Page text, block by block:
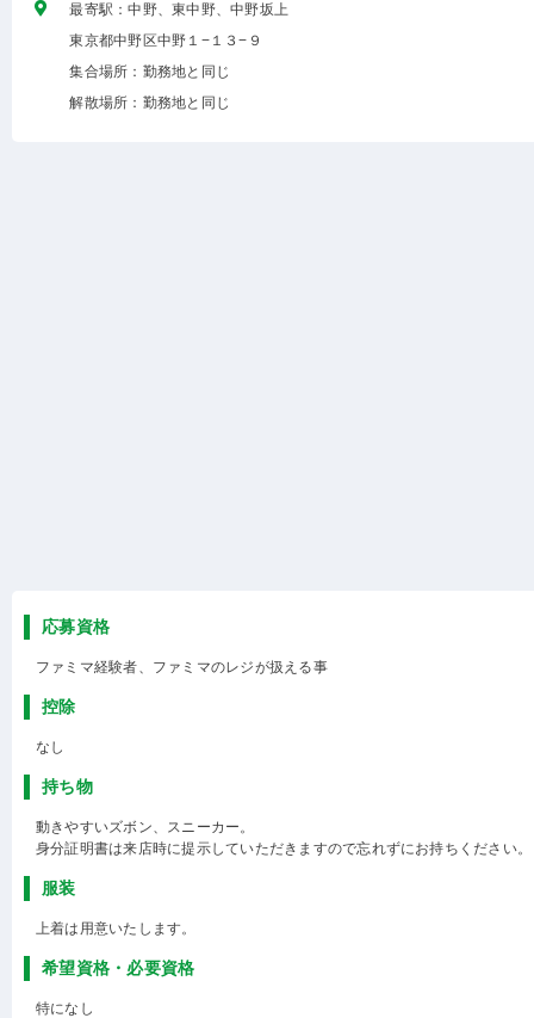
最寄駅：中野、東中野、中野坂上
東京都中野区中野１−１３−９
集合場所：勤務地と同じ
解散場所：勤務地と同じ
応募資格
ファミマ経験者、ファミマのレジが扱える事
控除
なし
持ち物
動きやすいズボン、スニーカー。
身分証明書は来店時に提示していただきますので忘れずにお持ちください。
服装
上着は用意いたします。
希望資格・必要資格
特になし